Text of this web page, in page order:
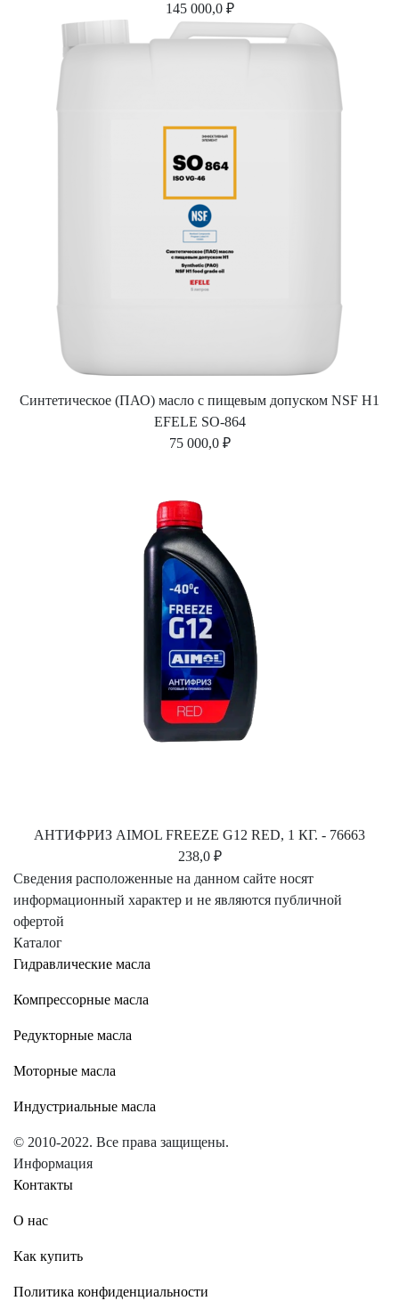
145 000,0 ₽
Синтетическое (ПАО) масло с пищевым допуском NSF H1
EFELE SO-864
75 000,0 ₽
АНТИФРИЗ AIMOL FREEZE G12 RED, 1 КГ. - 76663
238,0 ₽
Сведения расположенные на данном сайте носят
информационный характер и не являются публичной
офертой
Каталог
Гидравлические масла
Компрессорные масла
Редукторные масла
Моторные масла
Индустриальные масла
© 2010-2022. Все права защищены.
Информация
Контакты
О нас
Как купить
Политика конфиденциальности